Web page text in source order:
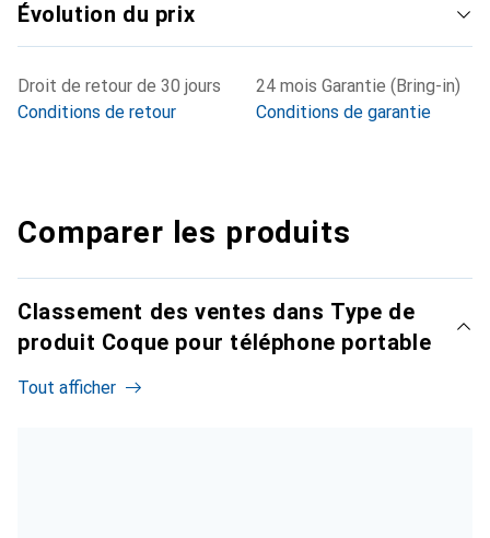
Évolution du prix
Droit de retour de 30 jours
Conditions de retour
24 mois Garantie (Bring-in)
Conditions de garantie
Comparer les produits
Classement des ventes dans Type de
produit Coque pour téléphone portable
Tout afficher